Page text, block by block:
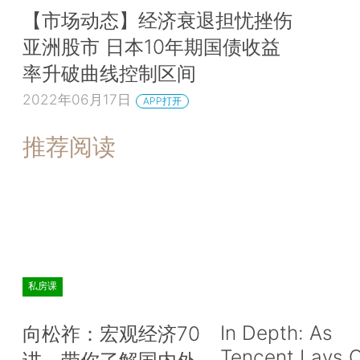
【市场动态】经济衰退担忧挫伤
亚洲股市 日本10年期国债收益
率升破曲线控制区间
2022年06月17日 APP打开
推荐阅读
私房课
向松祚：宏观经济70
In Depth: As